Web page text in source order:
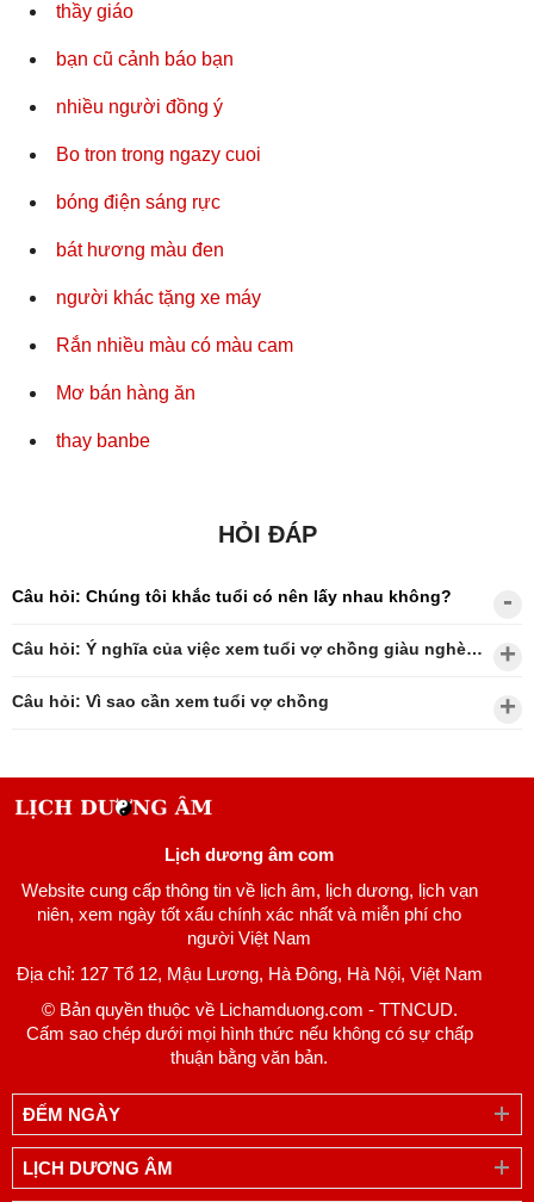
thầy giáo
bạn cũ cảnh báo bạn
nhiều người đồng ý
Bo tron trong ngazy cuoi
bóng điện sáng rực
bát hương màu đen
người khác tặng xe máy
Rắn nhiều màu có màu cam
Mơ bán hàng ăn
thay banbe
HỎI ĐÁP
Câu hỏi: Chúng tôi khắc tuổi có nên lấy nhau không?
Câu hỏi: Ý nghĩa của việc xem tuổi vợ chồng giàu nghèo?
Câu hỏi: Vì sao cần xem tuổi vợ chồng
Lịch dương âm com
Website cung cấp thông tin về lịch âm, lịch dương, lịch vạn
niên, xem ngày tốt xấu chính xác nhất và miễn phí cho
người Việt Nam
Địa chỉ: 127 Tổ 12, Mậu Lương, Hà Đông, Hà Nội, Việt Nam
© Bản quyền thuộc về Lichamduong.com - TTNCUD.
Cấm sao chép dưới mọi hình thức nếu không có sự chấp
thuận bằng văn bản.
ĐẾM NGÀY
LỊCH DƯƠNG ÂM